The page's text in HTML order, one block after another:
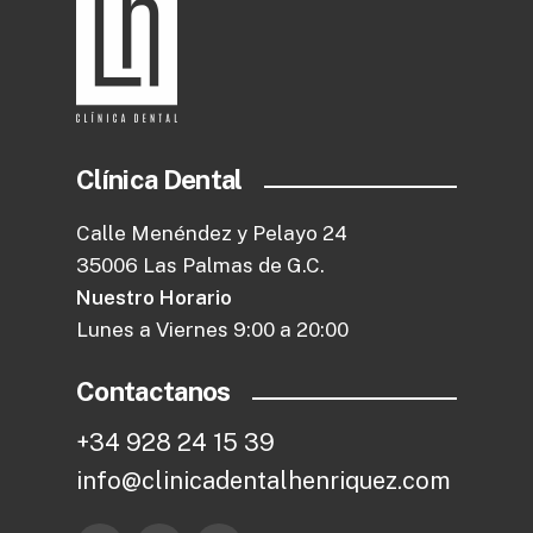
Clínica Dental
Calle Menéndez y Pelayo 24
35006 Las Palmas de G.C.
Nuestro Horario
Lunes a Viernes 9:00 a 20:00
Contactanos
+34 928 24 15 39
info@clinicadentalhenriquez.com